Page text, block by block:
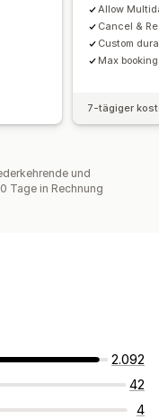
Allow
Cancel &
Custom
Max
7-tägiger
und
Tage in Rechnung
2.092
42
4